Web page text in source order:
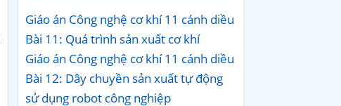
Giáo án Công nghệ cơ khí 11 cánh diều
Bài 11: Quá trình sản xuất cơ khí
Giáo án Công nghệ cơ khí 11 cánh diều
Bài 12: Dây chuyền sản xuất tự động
sử dụng robot công nghiệp